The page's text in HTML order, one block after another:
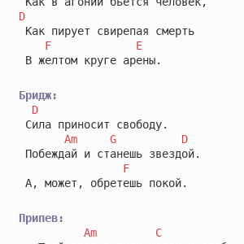
D
Как пирует свирепая смерть
F
E
В желтом круге арены.
Бридж:
D
Сила приносит свободу.
Am
G
D
Побеждай и станешь звездой.
F
А, может, обретешь покой.
Припев:
Am
C